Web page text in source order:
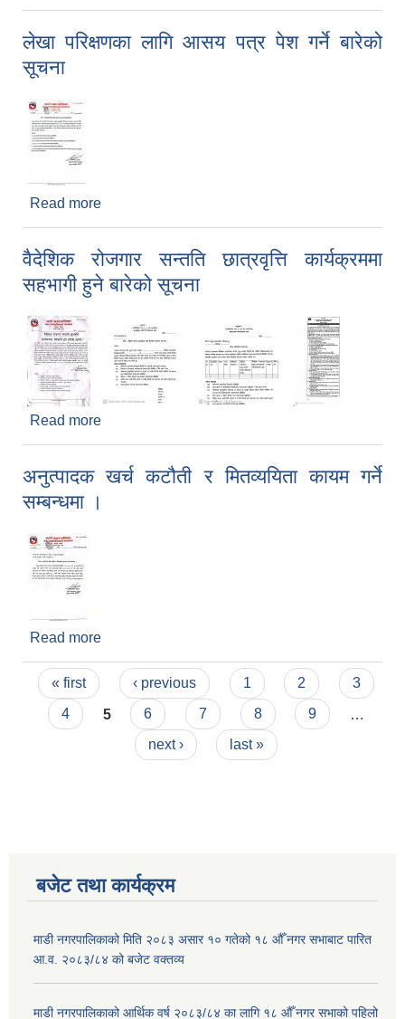
सूचना
लेखा परिक्षणका लागि आसय पत्र पेश गर्ने बारेको
सूचना
Read more
वैदेशिक रोजगार सन्तति छात्रवृत्ति कार्यक्रममा
सहभागी हुने बारेको सूचना
Read more
अनुत्पादक खर्च कटौती र मितव्ययिता कायम गर्ने
सम्बन्धमा ।
Read more
Pages
« first ‹ previous 1 2
3
4
5 6 7 8 9
next ›
last »
बजेट तथा कार्यक्रम
माडी नगरपालिकाको मिति २०८३ असार १० गतेको १८ औँ नगर सभाबाट पारित
आ.व. २०८३/८४ को बजेट वक्तव्य
माडी नगरपालिकाको आर्थिक वर्ष २०८३/८४ का लागि १८ औँ नगर सभाको पहिलो